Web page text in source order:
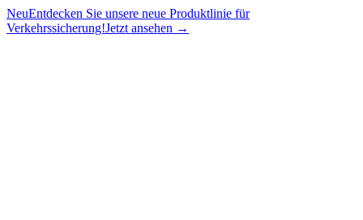
NeuEntdecken Sie unsere neue Produktlinie für
Verkehrssicherung!Jetzt ansehen →